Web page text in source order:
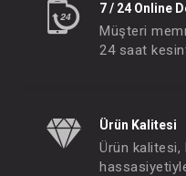
7 / 24 Online
Müşteri
24 saat
Ürün Kalitesi
Ürün kalitesi,